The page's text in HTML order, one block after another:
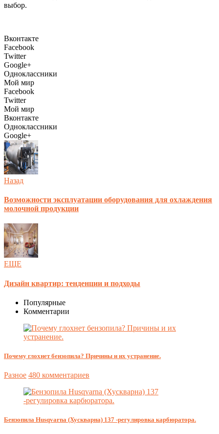
выбор.
Вконтакте
Facebook
Twitter
Google+
Одноклассники
Мой мир
Facebook
Twitter
Мой мир
Вконтакте
Одноклассники
Google+
Назад
Возможности эксплуатации оборудования для охлаждения
молочной продукции
ЕЩЕ
Дизайн квартир: тенденции и подходы
Популярные
Комментарии
Почему глохнет бензопила? Причины и их устранение.
Разное 480 комментариев
Бензопила Husqvarna (Хускварна) 137 -регулировка карбюратора.